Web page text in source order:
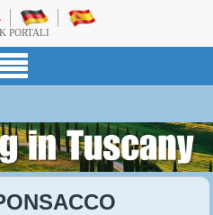
PORTALI